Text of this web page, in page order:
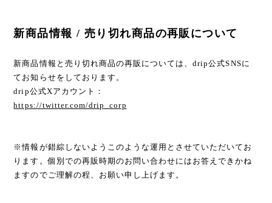
新商品情報 / 売り切れ商品の再販について
新商品情報と売り切れ商品の再販については、drip公式SNSに
てお知らせをしております。
drip公式Xアカウント：
https://twitter.com/drip_corp
※情報が錯綜しないようこのような運用とさせていただいてお
ります。個別での再販時期のお問い合わせにはお答えできかね
ますのでご理解の程、お願い申し上げます。